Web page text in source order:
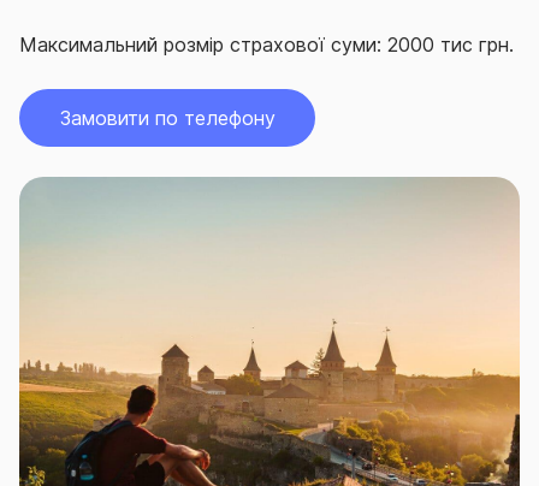
Максимальний розмір страхової суми: 2000 тис грн.
Замовити по телефону